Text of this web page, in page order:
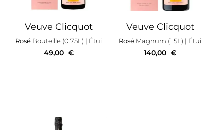
Veuve Clicquot
Rosé Bouteille (0.75L) | Étui
49,00 €
Veuve Clicquot
Rosé Magnum (1.5L) | Étui
140,00 €